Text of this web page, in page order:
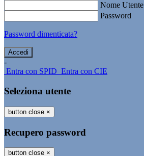
Nome Utente
Password
Password dimenticata?
-
Entra con SPID Entra con CIE
Seleziona utente
button close ×
Recupero password
button close ×